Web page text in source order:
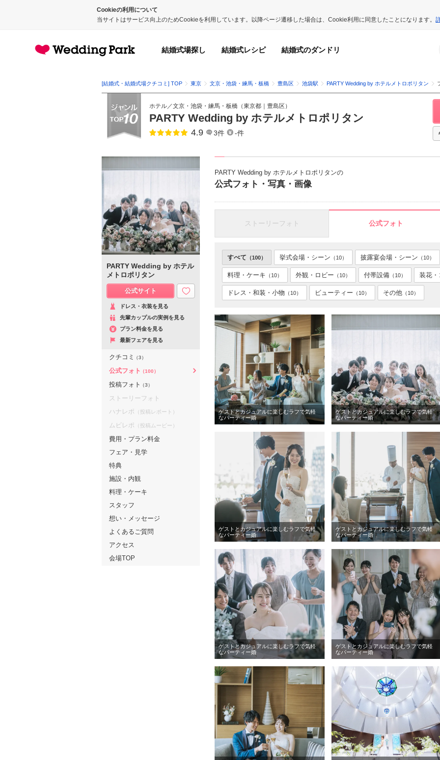
Cookieの利用について
当サイトはサービス向上のためCookieを利用しています。以降ページ遷移した場合は、Cookie利用に同意したことになります。
結婚式場探し 結婚式レシピ 結婚式のダンドリ
[結婚式・結婚式場クチコミ] TOP 東京 文京・池袋・練馬・板橋 豊島区 池袋駅 PARTY Wedding by ホテルメトロポリタン
ホテル／文京・池袋・練馬・板橋 （東京都 豊島区 ）
PARTY Wedding by ホテルメトロポリタン
点数
4.9 3件 -件
PARTY Wedding by ホテルメトロポリタンの
公式フォト・写真・画像
ストーリーフォト 公式フォト
すべて （100） 挙式会場・シーン （10） 披露宴会場・シーン （10）
料理・ケーキ （10） 外観・ロビー （10） 付帯設備 （10） 装花・
ドレス・和装・小物 （10） ビューティー （10） その他 （10）
ゲストとカジュアルに楽しむラフで気軽
なパーティー婚
ゲストとカジュアルに楽しむラフで気軽
なパーティー婚
ゲストとカジュアルに楽しむラフで気軽
なパーティー婚
ゲストとカジュアルに楽しむラフで気軽
なパーティー婚
ゲストとカジュアルに楽しむラフで気軽
なパーティー婚
ゲストとカジュアルに楽しむラフで気軽
なパーティー婚
PARTY Wedding by ホテル
メトロポリタン
公式サイト
ドレス・衣装を見る
先輩カップルの実例を見る
プラン料金を見る
最新フェアを見る
クチコミ （3）
公式フォト （100）
投稿フォト （3）
ストーリーフォト
ハナレポ （投稿レポート）
ムビレポ （投稿ムービー）
費用・プラン料金
フェア・見学
特典
施設・内観
料理・ケーキ
スタッフ
想い・メッセージ
よくあるご質問
アクセス
会場TOP